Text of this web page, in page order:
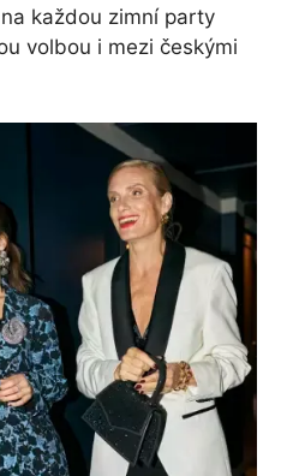
každou zimní party
volbou i mezi českými